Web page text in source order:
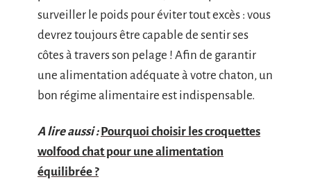
surveiller le poids pour éviter tout excès : vous
devrez toujours être capable de sentir ses
côtes à travers son pelage ! Afin de garantir
une alimentation adéquate à votre chaton, un
bon régime alimentaire est indispensable.
A lire aussi : Pourquoi choisir les croquettes
wolfood chat pour une alimentation
équilibrée ?